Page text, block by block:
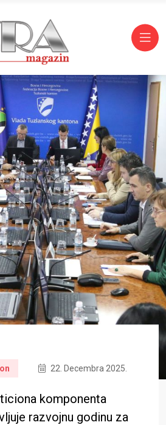
22. Decembra 2025.
komponenta
razvojnu godinu za